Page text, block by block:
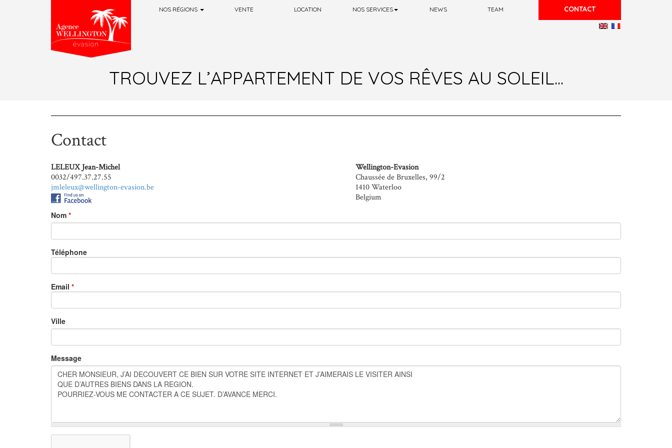
NOS RÉGIONS VENTE LOCATION NOS SERVICES NEWS TEAM CONTACT
TROUVEZ L’APPARTEMENT DE VOS RÊVES AU SOLEIL...
Contact
LELEUX Jean-Michel
0032/497.37.27.55
jmleleux@wellington-evasion.be
Wellington-Evasion
Chaussée de Bruxelles, 99/2
1410 Waterloo
Belgium
Nom *
Téléphone
Email *
Ville
Message